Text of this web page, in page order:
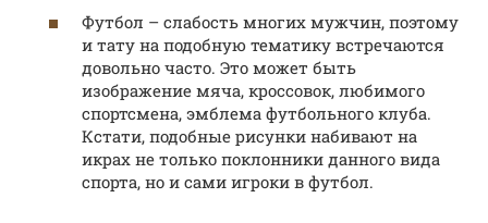
Футбол – слабость многих мужчин, поэтому
и тату на подобную тематику встречаются
довольно часто. Это может быть
изображение мяча, кроссовок, любимого
спортсмена, эмблема футбольного клуба.
Кстати, подобные рисунки набивают на
икрах не только поклонники данного вида
спорта, но и сами игроки в футбол.